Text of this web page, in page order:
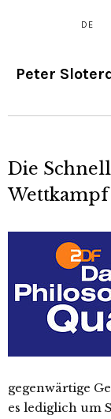
DE
Peter
Die
gegenwärtige
es lediglich um